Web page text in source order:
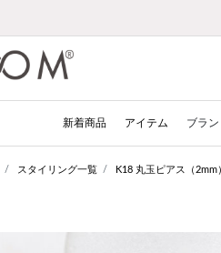
新着商品 アイテム ブラン
スタイリング一覧 K18 丸玉ピアス（2mm